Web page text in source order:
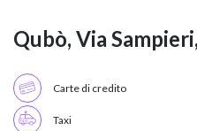
Qubò, Via
Carte di credito
Taxi